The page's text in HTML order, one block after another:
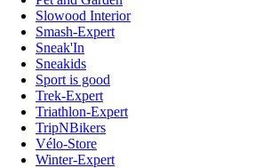
Slowood Interior
Smash-Expert
Sneak'In
Sneakids
Sport is good
Trek-Expert
Triathlon-Expert
TripNBikers
Vélo-Store
Winter-Expert